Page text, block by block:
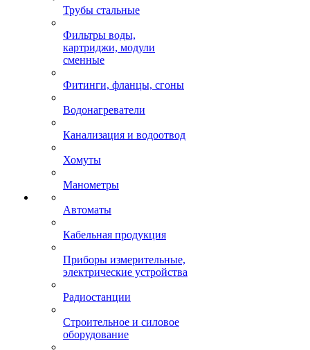
Трубы стальные
Фильтры воды,
картриджи, модули
сменные
Фитинги, фланцы, сгоны
Водонагреватели
Канализация и водоотвод
Хомуты
Манометры
Автоматы
Кабельная продукция
Приборы измерительные,
электрические устройства
Радиостанции
Строительное и силовое
оборудование